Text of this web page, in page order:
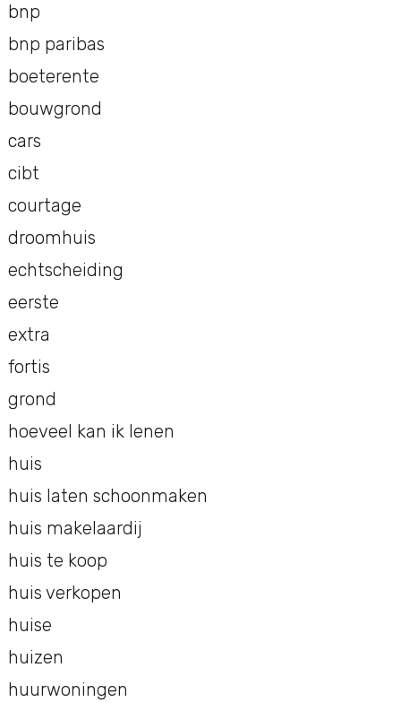
bnp
bnp paribas
boeterente
bouwgrond
cars
cibt
courtage
droomhuis
echtscheiding
eerste
extra
fortis
grond
hoeveel kan ik lenen
huis
huis laten schoonmaken
huis makelaardij
huis te koop
huis verkopen
huise
huizen
huurwoningen